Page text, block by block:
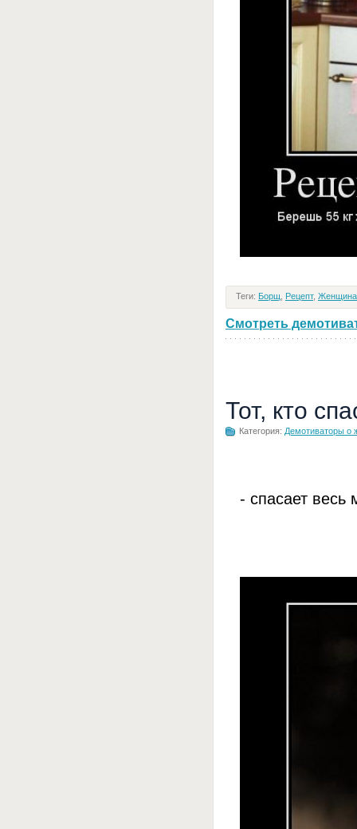
Теги: Борщ Рецепт, Женщина
Смотреть
Тот, кто
Категория: Демотиваторы о
- спасает весь